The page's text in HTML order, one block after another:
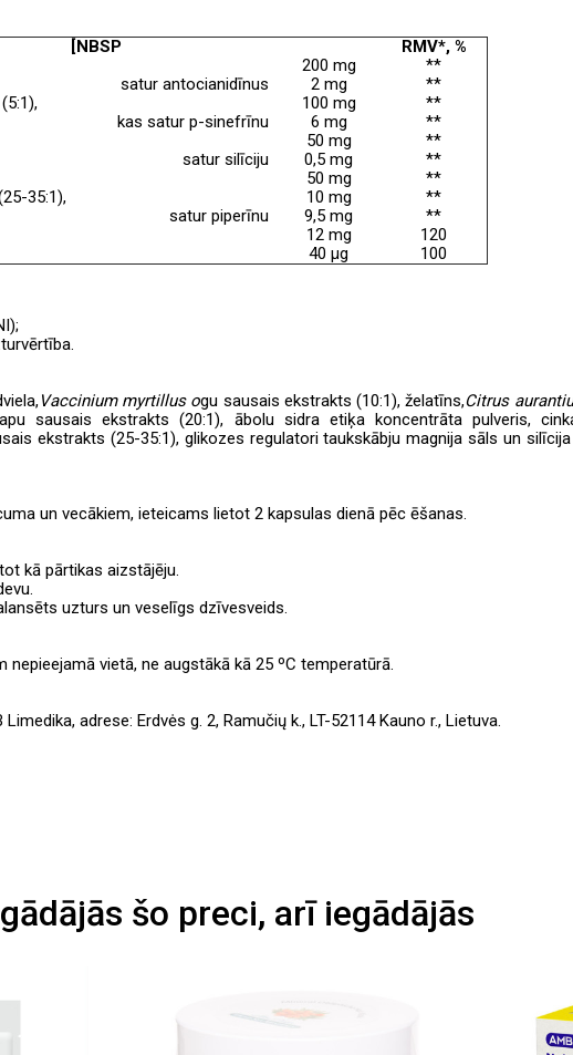
RMV*, %
200 mg
**
satur antocianidīnus
2 mg
**
100 mg
**
kas satur p-sinefrīnu
6 mg
**
50 mg
**
satur silīciju
0,5 mg
**
50 mg
**
35:1),
10 mg
**
satur piperīnu
9,5 mg
**
12 mg
120
40 µg 100
Vaccinium myrtillus ogu sausais ekstrakts (10:1), želatīns,Citrus
sausais ekstrakts (20:1), ābolu sidra etiķa koncentrāta pulveris,
ekstrakts (25-35:1), glikozes regulatori taukskābju magnija sāls un
un vecākiem, ieteicams lietot 2 kapsulas dienā pēc ēšanas.
kā pārtikas aizstājēju.
uzturs un veselīgs dzīvesveids.
nepieejamā vietā, ne augstākā kā 25 ºC temperatūrā.
Limedika, adrese: Erdvės g. 2, Ramučių k., LT-52114 Kauno r., Lietuva.
šo preci, arī iegādājās